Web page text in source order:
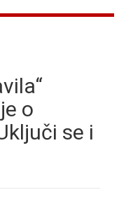
o
se i